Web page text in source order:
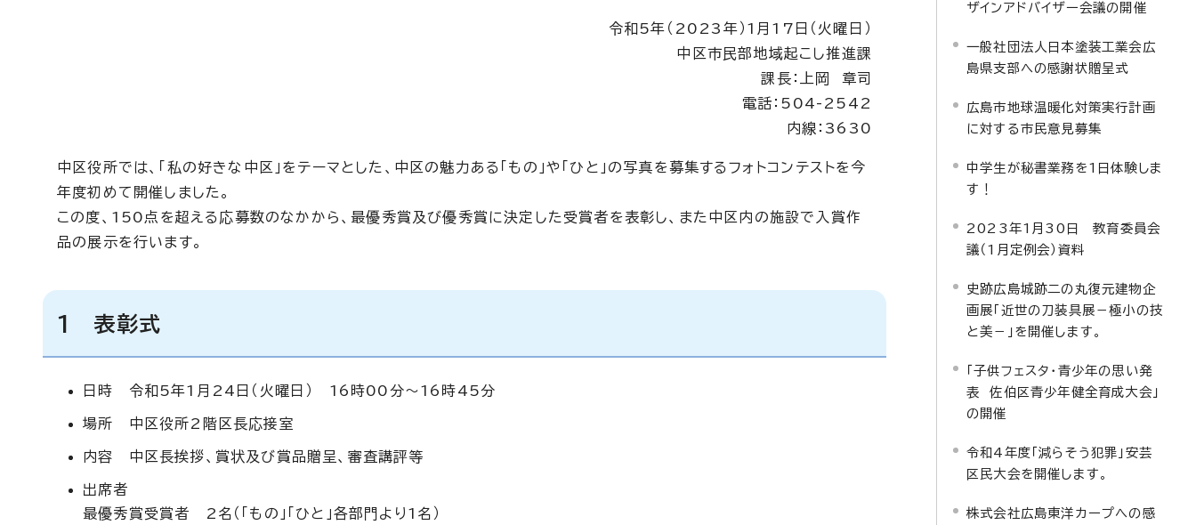
令和5年（2023年）1月17日（火曜日）
中区市民部地域起こし推進課
課長：上岡 章司
電話：504-2542
内線：3630
中区役所では、「私の好きな中区」をテーマとした、中区の魅力ある「もの」や「ひと」の写真を募集するフォトコンテストを今
年度初めて開催しました。
この度、150点を超える応募数のなかから、最優秀賞及び優秀賞に決定した受賞者を表彰し、また中区内の施設で入賞作
品の展示を行います。
1 表彰式
日時 令和5年1月24日（火曜日） 16時00分～16時45分
場所 中区役所2階区長応接室
内容 中区長挨拶、賞状及び賞品贈呈、審査講評等
出席者
最優秀賞受賞者 2名（「もの」「ひと」各部門より1名）
ザインアドバイザー会議の開催
一般社団法人日本塗装工業会広
島県支部への感謝状贈呈式
広島市地球温暖化対策実行計画
に対する市民意見募集
中学生が秘書業務を1日体験しま
す！
2023年1月30日 教育委員会
議（1月定例会）資料
史跡広島城跡二の丸復元建物企
画展「近世の刀装具展－極小の技
と美－」を開催します。
「子供フェスタ・青少年の思い発
表 佐伯区青少年健全育成大会」
の開催
令和4年度「減らそう犯罪」安芸
区民大会を開催します。
株式会社広島東洋カープへの感